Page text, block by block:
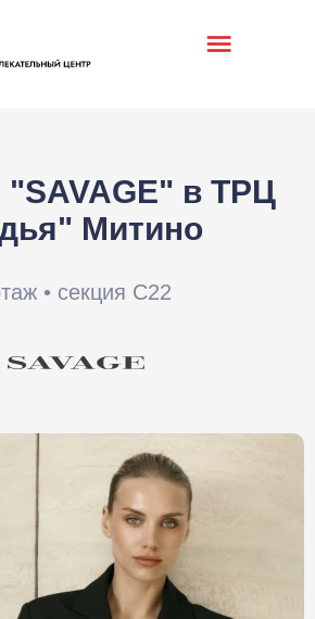
"SAVAGE" в ТРЦ
Митино
• секция С22